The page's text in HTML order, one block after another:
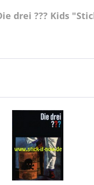
drei ??? Kids